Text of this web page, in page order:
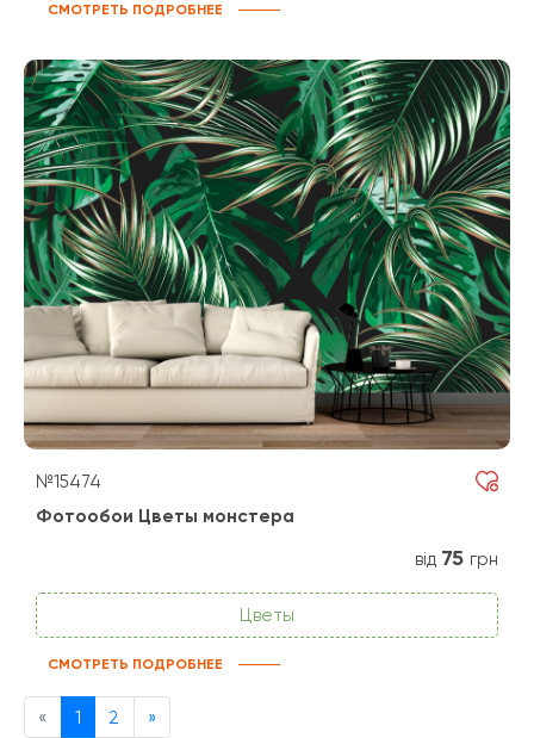
СМОТРЕТЬ ПОДРОБНЕЕ
№15474
Фотообои Цветы монстера
від 75 грн
Цветы
СМОТРЕТЬ ПОДРОБНЕЕ
« Previous
1 2 »Next